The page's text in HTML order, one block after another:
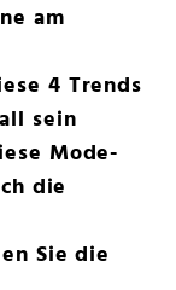
am
4 Trends
sein
Mode-
die
Sie die